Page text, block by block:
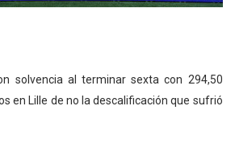
Japón) - Estados Unidos
Jason Hotch como nuevo TNA
italiana arrasa con 4 oros
su primer título individual
solvencia al terminar sexta con 294,50
en Lille de no la descalificación que sufrió